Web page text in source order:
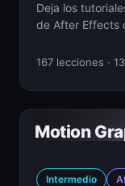
Deja los
de After Effects
167 lecciones ·
Motion
Intermedio